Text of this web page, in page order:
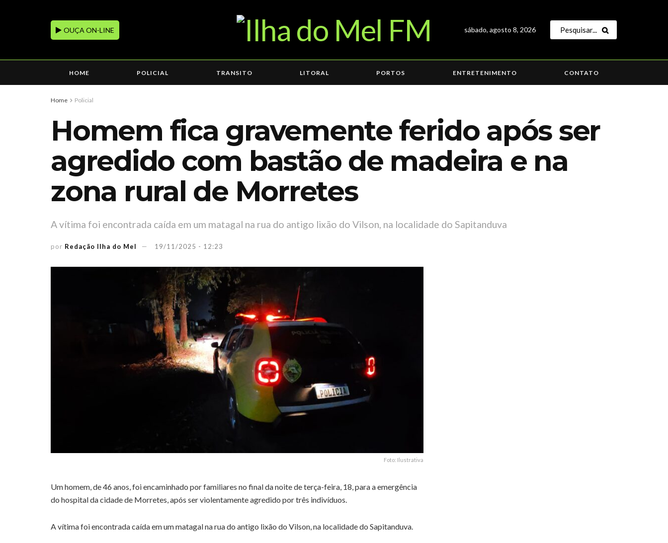
OUÇA ON-LINE sábado, agosto 8, 2026
HOME POLICIAL TRANSITO LITORAL PORTOS ENTRETENIMENTO CONTATO
Home Policial
Homem fica gravemente ferido após ser
agredido com bastão de madeira e na
zona rural de Morretes
A vítima foi encontrada caída em um matagal na rua do antigo lixão do Vilson, na localidade do Sapitanduva
por Redação Ilha do Mel 19/11/2025 - 12:23
Foto: Ilustrativa
Um homem, de 46 anos, foi encaminhado por familiares no final da noite de terça-feira, 18, para a emergência
do hospital da cidade de Morretes, após ser violentamente agredido por três indivíduos.
A vítima foi encontrada caída em um matagal na rua do antigo lixão do Vilson, na localidade do Sapitanduva.